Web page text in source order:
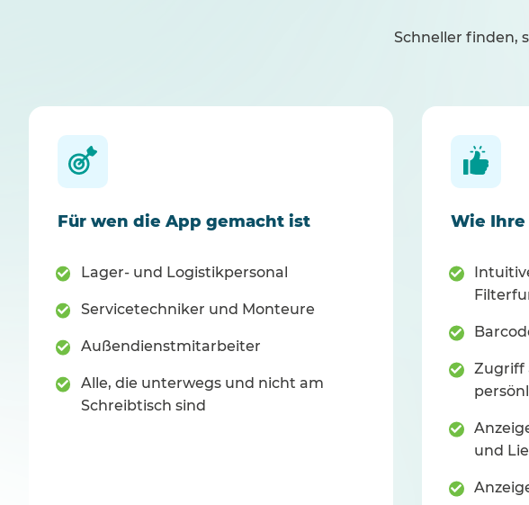
Schneller finden,
Für wen die App gemacht ist
Lager- und Logistikpersonal
Servicetechniker und Monteure
Außendienstmitarbeiter
Alle, die unterwegs und nicht am
Schreibtisch sind
Wie
Zugriff
und